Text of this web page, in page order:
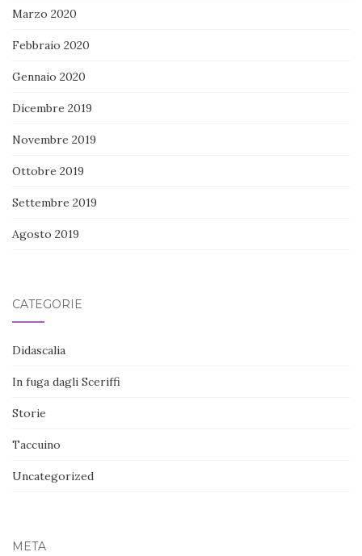
Marzo 2020
Febbraio 2020
Gennaio 2020
Dicembre 2019
Novembre 2019
Ottobre 2019
Settembre 2019
Agosto 2019
CATEGORIE
Didascalia
In fuga dagli Sceriffi
Storie
Taccuino
Uncategorized
META